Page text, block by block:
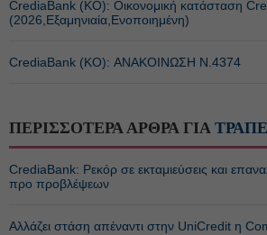
CrediaBank (ΚΟ): Οικονομική κατάσταση
(2026,Εξαμηνιαία,Ενοποιημένη)
CrediaBank (ΚΟ): ΑΝΑΚΟΙΝΩΣΗ Ν.4374
ΠΕΡΙΣΣΟΤΕΡΑ ΑΡΘΡΑ ΓΙΑ
CrediaBank: Ρεκόρ σε εκταμιεύσεις και
προ προβλέψεων
Αλλάζει στάση απέναντι στην UniCredit η